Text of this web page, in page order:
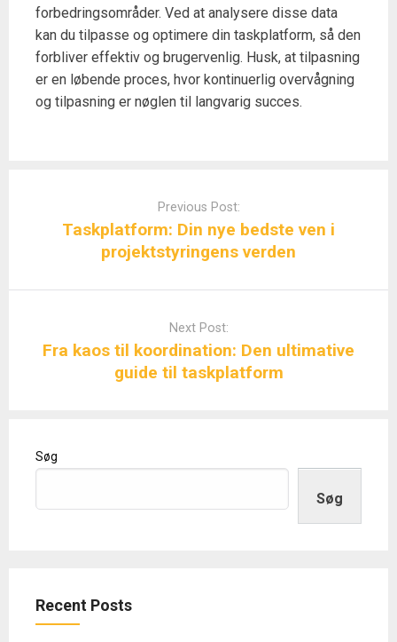
forbedringsområder. Ved at analysere disse data
kan du tilpasse og optimere din taskplatform, så den
forbliver effektiv og brugervenlig. Husk, at tilpasning
er en løbende proces, hvor kontinuerlig overvågning
og tilpasning er nøglen til langvarig succes.
Previous Post:
Taskplatform: Din nye bedste ven i
projektstyringens verden
Next Post:
Fra kaos til koordination: Den ultimative
guide til taskplatform
Søg
Søg
Recent Posts